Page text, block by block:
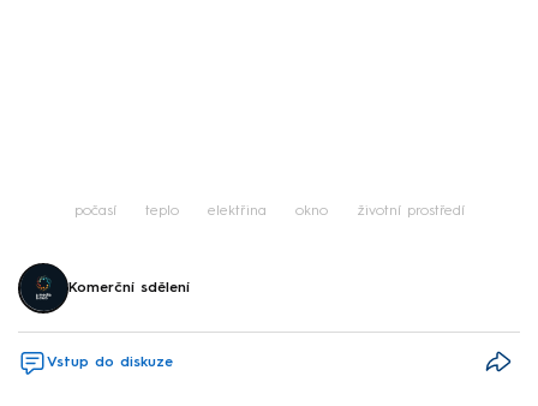
počasí teplo elektřina okno životní prostředí
Komerční sdělení
Vstup do diskuze